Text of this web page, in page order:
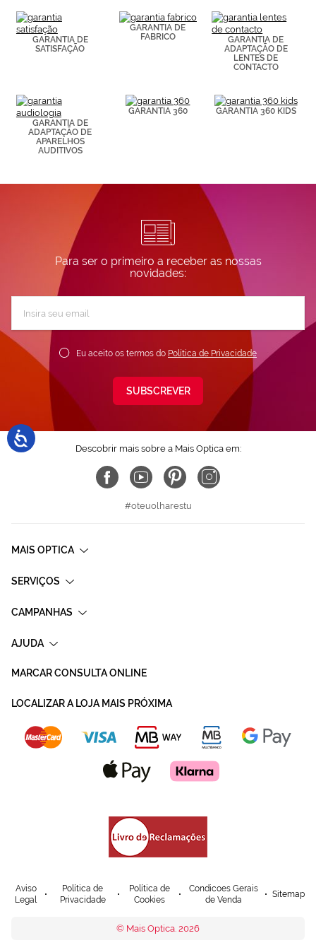
de páginas
visitadas).
Puedes
consultar más
Cookies.
GARANTIA DE
SATISFAÇÃO
GARANTIA DE
FABRICO
GARANTIA DE
ADAPTAÇÃO DE
LENTES DE
CONTACTO
GARANTIA DE
ADAPTAÇÃO DE
APARELHOS
AUDITIVOS
GARANTIA 360 GARANTIA 360 KIDS
Para ser o primeiro a receber as nossas
novidades:
Newsletter:
Eu aceito os termos do Política de Privacidade
SUBSCREVER
Descobrir mais sobre a Mais Optica em:
#oteuolharestu
MAIS OPTICA
SERVIÇOS
CAMPANHAS
AJUDA
MARCAR CONSULTA ONLINE
LOCALIZAR A LOJA MAIS PRÓXIMA
Aviso
Legal
Política de
Privacidade
Política de
Cookies
Condicoes Gerais
de Venda
Sitemap
© Mais Optica. 2026